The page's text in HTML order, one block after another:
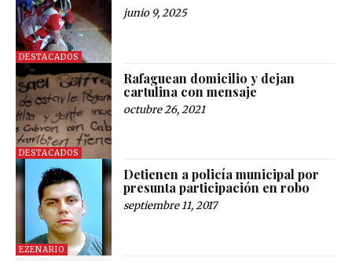
DESTACADOS
junio 9, 2025
DESTACADOS
Rafaguean domicilio y dejan
cartulina con mensaje
octubre 26, 2021
EZENARIO
Detienen a policía municipal por
presunta participación en robo
septiembre 11, 2017